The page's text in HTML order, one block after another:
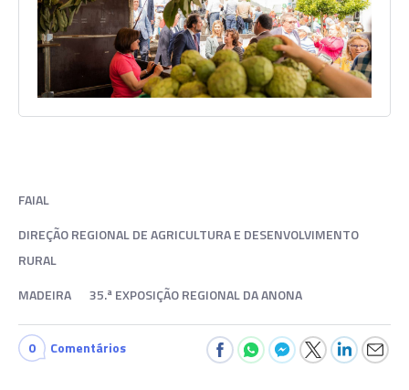
FAIAL
DIREÇÃO REGIONAL DE AGRICULTURA E DESENVOLVIMENTO
RURAL
MADEIRA
35.ª EXPOSIÇÃO REGIONAL DA ANONA
0 Comentários